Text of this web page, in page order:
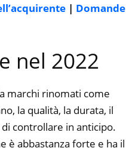
| Domande
nel 2022
marchi rinomati come
la qualità, la durata, il
controllare in anticipo.
è abbastanza forte e ha il